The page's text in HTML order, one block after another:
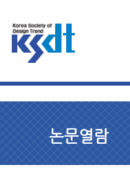
논문열람